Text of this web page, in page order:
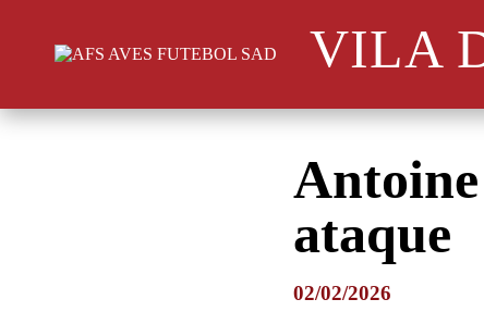
VILA
ataque
02/02/2026